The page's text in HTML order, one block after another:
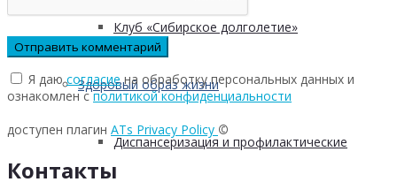
Клуб «Сибирское долголетие»
Здоровый образ жизни
Диспансеризация и профилактические
Я даюсогласиена обработку персональных данных и
ознакомлен сполитикой конфиденциальности
доступен плагин ATs Privacy Policy ©
Контакты